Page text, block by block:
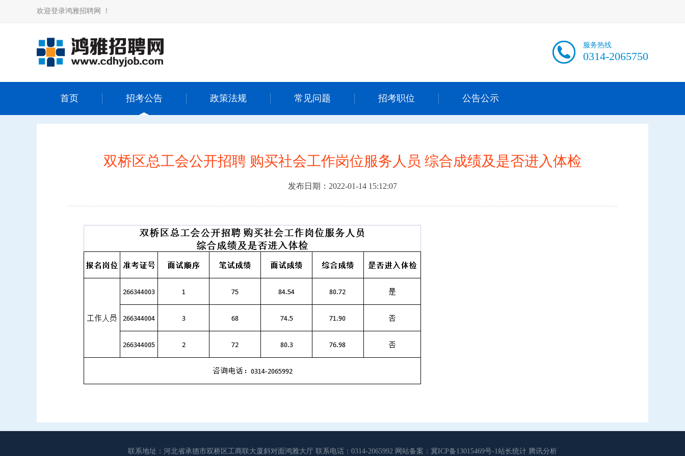
欢迎登录鸿雅招聘网 ！
服务热线
0314-2065750
首页 招考公告 政策法规 常见问题 招考职位 公告公示
双桥区总工会公开招聘 购买社会工作岗位服务人员 综合成绩及是否进入体检
发布日期：2022-01-14 15:12:07
联系地址：河北省承德市双桥区工商联大厦斜对面鸿雅大厅 联系电话：0314-2065992 网站备案：冀ICP备13015469号-1站长统计 腾讯分析